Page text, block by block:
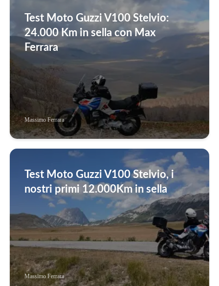
Test Moto Guzzi V100 Stelvio:
24.000 Km in sella con Max
Ferrara
Massimo Ferrara
Test Moto Guzzi V100 Stelvio, i
nostri primi 12.000Km in sella
Massimo Ferrara